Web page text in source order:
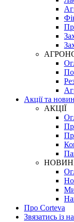
Акції та
АКЦІЇ
Ми
Про Corteva
Звязатись із